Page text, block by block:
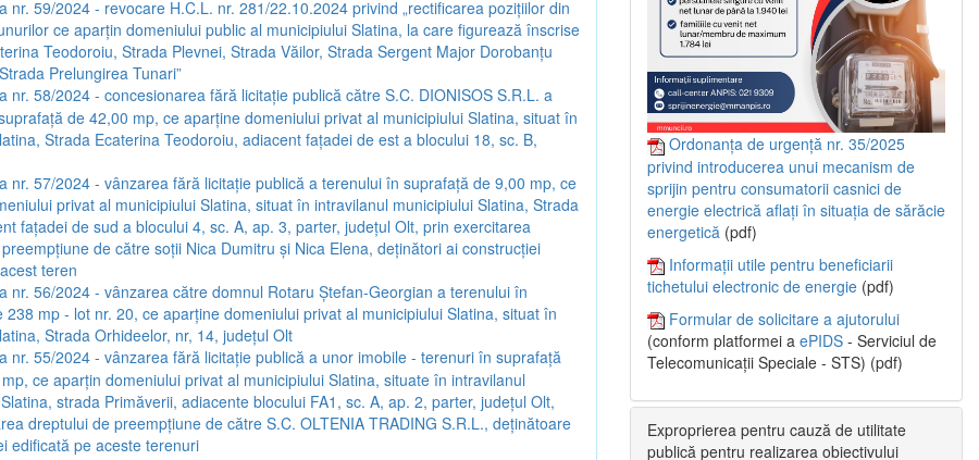
nr. 59/2024 - revocare H.C.L. nr. 281/22.10.2024 privind „rectificarea pozițiilor din
ce aparțin domeniului public al municipiului Slatina, la care figurează înscrise
Teodoroiu, Strada Plevnei, Strada Văilor, Strada Sergent Major Dorobanțu
Prelungirea Tunari”
nr. 58/2024 - concesionarea fără licitație publică către S.C. DIONISOS S.R.L. a
de 42,00 mp, ce aparține domeniului privat al municipiului Slatina, situat în
Strada Ecaterina Teodoroiu, adiacent fațadei de est a blocului 18, sc. B,
nr. 57/2024 - vânzarea fără licitație publică a terenului în suprafață de 9,00 mp, ce
privat al municipiului Slatina, situat în intravilanul municipiului Slatina, Strada
fațadei de sud a blocului 4, sc. A, ap. 3, parter, județul Olt, prin exercitarea
de către soții Nica Dumitru și Nica Elena, deținători ai construcției
teren
nr. 56/2024 - vânzarea către domnul Rotaru Ștefan-Georgian a terenului în
238 mp - lot nr. 20, ce aparține domeniului privat al municipiului Slatina, situat în
Strada Orhideelor, nr, 14, județul Olt
nr. 55/2024 - vânzarea fără licitație publică a unor imobile - terenuri în suprafață
ce aparțin domeniului privat al municipiului Slatina, situate în intravilanul
strada Primăverii, adiacente blocului FA1, sc. A, ap. 2, parter, județul Olt,
dreptului de preempțiune de către S.C. OLTENIA TRADING S.R.L., deținătoare
edificată pe aceste terenuri
Ordonanța de urgență nr. 35/2025
privind introducerea unui mecanism de
sprijin pentru consumatorii casnici de
energie electrică aflați în situația de sărăcie
energetică (pdf)
Informații utile pentru beneficiarii
tichetului electronic de energie (pdf)
Formular de solicitare a ajutorului
(conform platformei a ePIDS - Serviciul de
Telecomunicații Speciale - STS) (pdf)
Exproprierea pentru cauză de utilitate
publică pentru realizarea obiectivului